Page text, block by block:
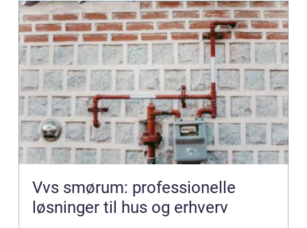
Vvs smørum: professionelle
løsninger til hus og erhverv